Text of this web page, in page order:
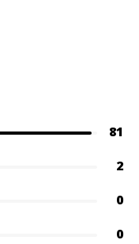
81
2
0
0